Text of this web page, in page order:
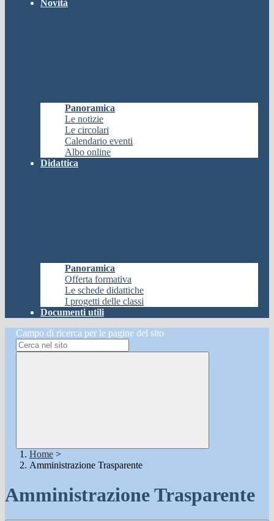
Novità
Panoramica
Le notizie
Le circolari
Calendario eventi
Albo online
Didattica
Panoramica
Offerta formativa
Le schede didattiche
I progetti delle classi
Documenti utili
Campo di ricerca per le pagine del sito
Home >
Amministrazione Trasparente
Amministrazione Trasparente